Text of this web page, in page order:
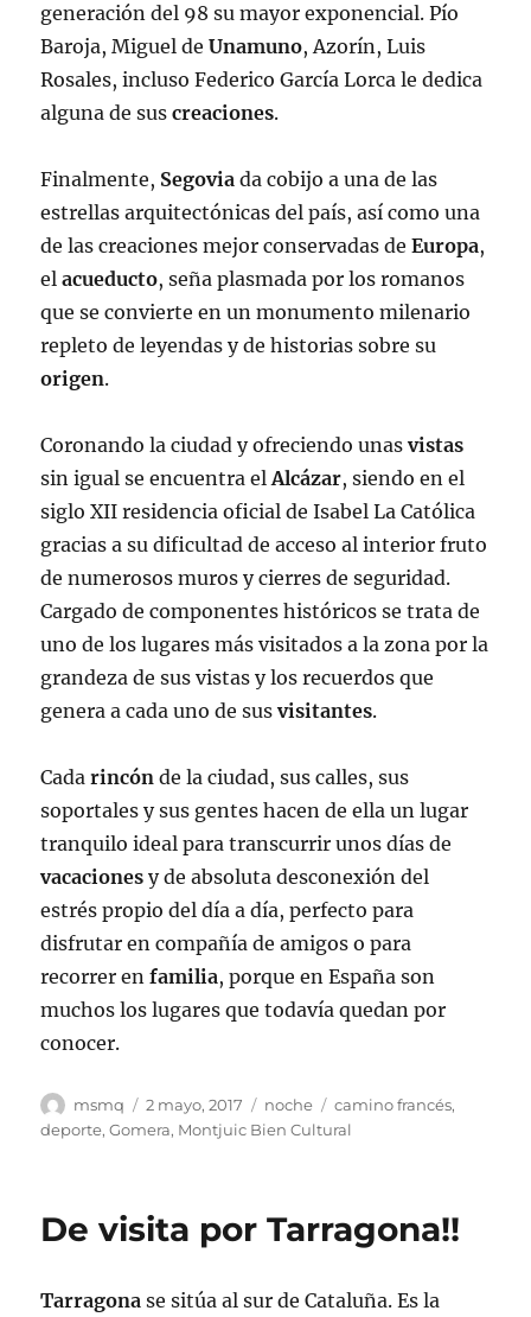
generación del 98 su mayor exponencial. Pío
Baroja, Miguel deUnamuno, Azorín, Luis
Rosales, incluso Federico García Lorca le dedica
alguna de sus creaciones.
Finalmente, Segoviada cobijo a una de las
estrellas arquitectónicas del país, así como una
de las creaciones mejor conservadas deEuropa,
elacueducto, seña plasmada por los romanos
que se convierte en un monumento milenario
repleto de leyendas y de historias sobre su
origen.
Coronando la ciudad y ofreciendo unasvistas
sin igual se encuentra elAlcázar, siendo en el
siglo XII residencia oficial de Isabel La Católica
gracias a su dificultad de acceso al interior fruto
de numerosos muros y cierres de seguridad.
Cargado de componentes históricos se trata de
uno de los lugares más visitados a la zona por la
grandeza de sus vistas y los recuerdos que
genera a cada uno de susvisitantes.
Cadarincónde la ciudad, sus calles, sus
soportales y sus gentes hacen de ella un lugar
tranquilo ideal para transcurrir unos días de
vacaciones y de absoluta desconexión del
estrés propio del día a día, perfecto para
disfrutar en compañía de amigos o para
recorrer enfamilia, porque en España son
muchos los lugares que todavía quedan por
conocer.
Autor
msmq
Publicado
el
2 mayo, 2017 Categorías
noche Etiquetas
camino francés,
deporte,Gomera, Montjuic Bien Cultural
De visita por Tarragona!!
Tarragona se sitúa al sur de Cataluña. Es la